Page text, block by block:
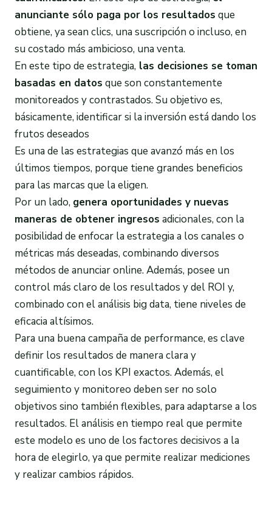
anunciante sólo paga por los resultados que
obtiene, ya sean clics, una suscripción o incluso, en
su costado más ambicioso, una venta.
En este tipo de estrategia, las decisiones se toman
basadas en datos que son constantemente
monitoreados y contrastados. Su objetivo es,
básicamente, identificar si la inversión está dando los
frutos deseados
Es una de las estrategias que avanzó más en los
últimos tiempos, porque tiene grandes beneficios
para las marcas que la eligen.
Por un lado, genera oportunidades y nuevas
maneras de obtener ingresos adicionales, con la
posibilidad de enfocar la estrategia a los canales o
métricas más deseadas, combinando diversos
métodos de anunciar online. Además, posee un
control más claro de los resultados y del ROI y,
combinado con el análisis big data, tiene niveles de
eficacia altísimos.
Para una buena campaña de performance, es clave
definir los resultados de manera clara y
cuantificable, con los KPI exactos. Además, el
seguimiento y monitoreo deben ser no solo
objetivos sino también flexibles, para adaptarse a los
resultados. El análisis en tiempo real que permite
este modelo es uno de los factores decisivos a la
hora de elegirlo, ya que permite realizar mediciones
y realizar cambios rápidos.